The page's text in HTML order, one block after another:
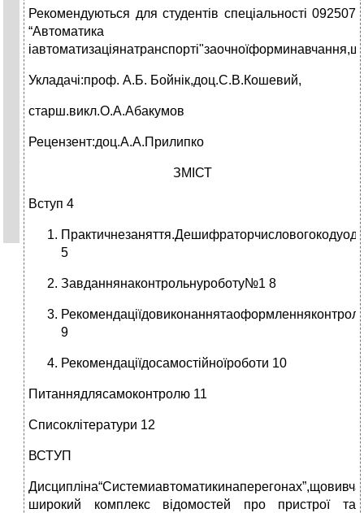
Рекомендуються для студентів спеціальності 092507
“Автоматика
Укладачі:проф. А.Б. Бойнік,доц.С.В.Кошевий,
старш.викл.О.А.Абакумов
Рецензент:доц.А.А.Прилипко
ЗМІСТ
Вступ 4
5
Завданнянаконтрольнуроботу№1 8
9
Рекомендаціїдосамостійноїроботи 10
Питаннядлясамоконтролю 11
Списоклітератури 12
ВСТУП
широкий комплекс відомостей про пристрої та